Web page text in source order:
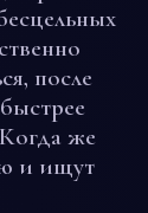
после
Когда же
и ищут